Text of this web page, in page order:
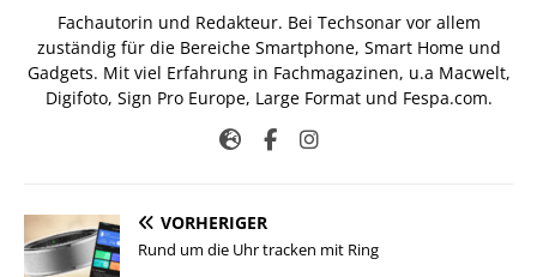
Fachautorin und Redakteur. Bei Techsonar vor allem
zuständig für die Bereiche Smartphone, Smart Home und
Gadgets. Mit viel Erfahrung in Fachmagazinen, u.a Macwelt,
Digifoto, Sign Pro Europe, Large Format und Fespa.com.
VORHERIGER
Rund um die Uhr tracken mit Ring